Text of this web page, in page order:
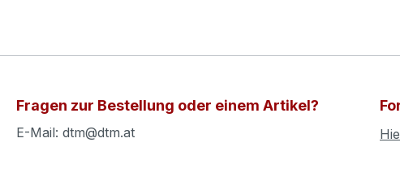
Fragen zur Bestellung oder einem Artikel?
E-Mail: dtm@dtm.at